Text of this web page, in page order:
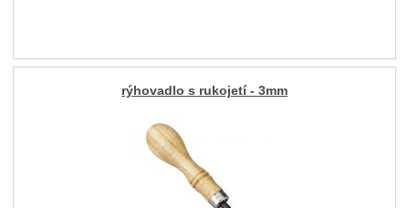
rýhovadlo s rukojetí - 3mm